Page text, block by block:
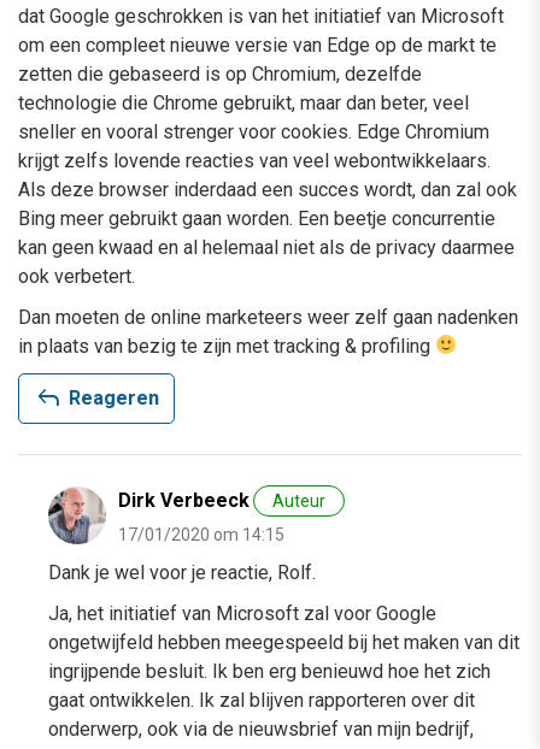
dat Google geschrokken is van het initiatief van Microsoft
om een compleet nieuwe versie van Edge op de markt te
zetten die gebaseerd is op Chromium, dezelfde
technologie die Chrome gebruikt, maar dan beter, veel
sneller en vooral strenger voor cookies. Edge Chromium
krijgt zelfs lovende reacties van veel webontwikkelaars.
Als deze browser inderdaad een succes wordt, dan zal ook
Bing meer gebruikt gaan worden. Een beetje concurrentie
kan geen kwaad en al helemaal niet als de privacy daarmee
ook verbetert.
Dan moeten de online marketeers weer zelf gaan nadenken
in plaats van bezig te zijn met tracking & profiling
reply Reageren
Dirk Verbeeck
Auteur
17/01/2020 om 14:15
Dank je wel voor je reactie, Rolf.
Ja, het initiatief van Microsoft zal voor Google
ongetwijfeld hebben meegespeeld bij het maken van dit
ingrijpende besluit. Ik ben erg benieuwd hoe het zich
gaat ontwikkelen. Ik zal blijven rapporteren over dit
onderwerp, ook via de nieuwsbrief van mijn bedrijf,